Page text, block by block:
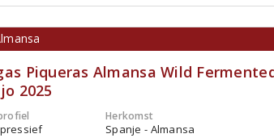
Piqueras Almansa Wild
2025
Herkomst
Spanje - Almansa